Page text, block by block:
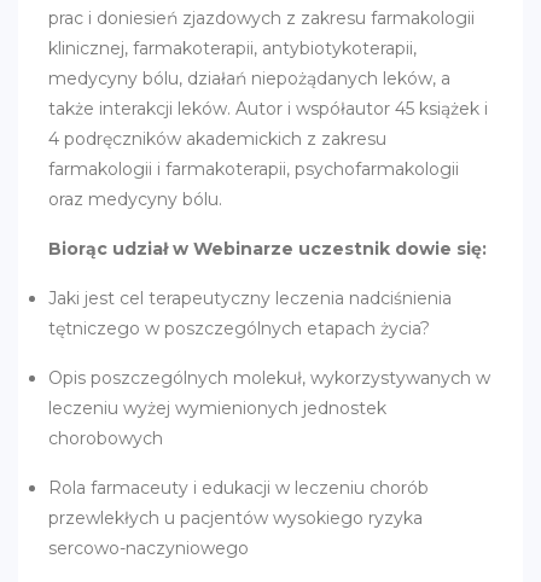
prac i doniesień zjazdowych z zakresu farmakologii
klinicznej, farmakoterapii, antybiotykoterapii,
medycyny bólu, działań niepożądanych leków, a
także interakcji leków. Autor i współautor 45 książek i
4 podręczników akademickich z zakresu
farmakologii i farmakoterapii, psychofarmakologii
oraz medycyny bólu.
Biorąc udział w Webinarze uczestnik dowie się:
Jaki jest cel terapeutyczny leczenia nadciśnienia
tętniczego w poszczególnych etapach życia?
Opis poszczególnych molekuł, wykorzystywanych w
leczeniu wyżej wymienionych jednostek
chorobowych
Rola farmaceuty i edukacji w leczeniu chorób
przewlekłych u pacjentów wysokiego ryzyka
sercowo-naczyniowego